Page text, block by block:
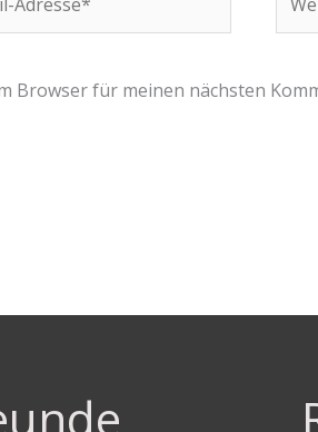
Browser für meinen nächsten